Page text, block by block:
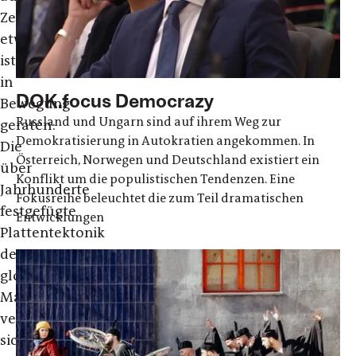
Zeiten,
etwas
ist
in
Bewegung
geraten:
Die
über
Jahrhunderte
festgefügte
Plattentektonik
des
globalen
Machtgefüges
verschiebt
sich
DOK.focus Democrazy
Russland und Ungarn sind auf ihrem Weg zur
Demokratisierung in Autokratien angekommen. In
Österreich, Norwegen und Deutschland existiert ein
Konflikt um die populistischen Tendenzen. Eine
Fokusreihe beleuchtet die zum Teil dramatischen
Entwicklungen